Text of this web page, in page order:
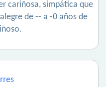
cariñosa, simpática que
de -- a -0 años de